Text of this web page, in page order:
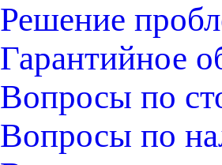
Решение
Гарантийное
Вопросы по
Вопросы по